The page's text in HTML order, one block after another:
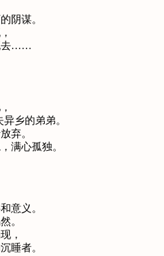
阴谋。
去……
乡的弟弟。
弃。
满心孤独。
意义。
。
，
睡者。